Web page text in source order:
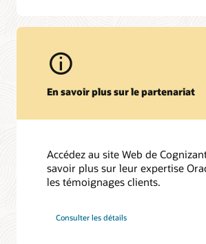
Oracle Cloud
Oracle et Cognizant accélèrent le
dans les essais cliniques
En savoir plus sur le partenariat
Accédez au site Web de
savoir plus sur leur expertise
les témoignages clients.
Consulter les détails